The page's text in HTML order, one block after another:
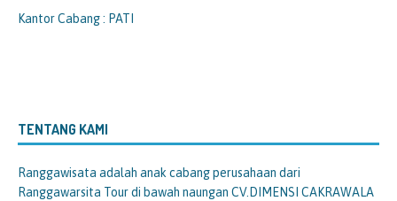
Kantor Cabang : PATI
TENTANG KAMI
Ranggawisata adalah anak cabang perusahaan dari
Ranggawarsita Tour di bawah naungan CV.DIMENSI CAKRAWALA